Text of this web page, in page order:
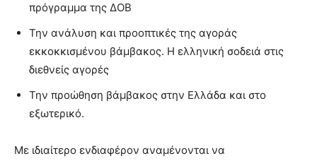
ελληνικό
βαμβάκι.
πρόγραμμα της ΔΟΒ
Την ανάλυση και προοπτικές της αγοράς
εκκοκκισμένου βάμβακος. Η ελληνική σοδειά στις
διεθνείς αγορές
Την προώθηση βάμβακος στην Ελλάδα και στο
εξωτερικό.
Με ιδιαίτερο ενδιαφέρον αναμένονται να